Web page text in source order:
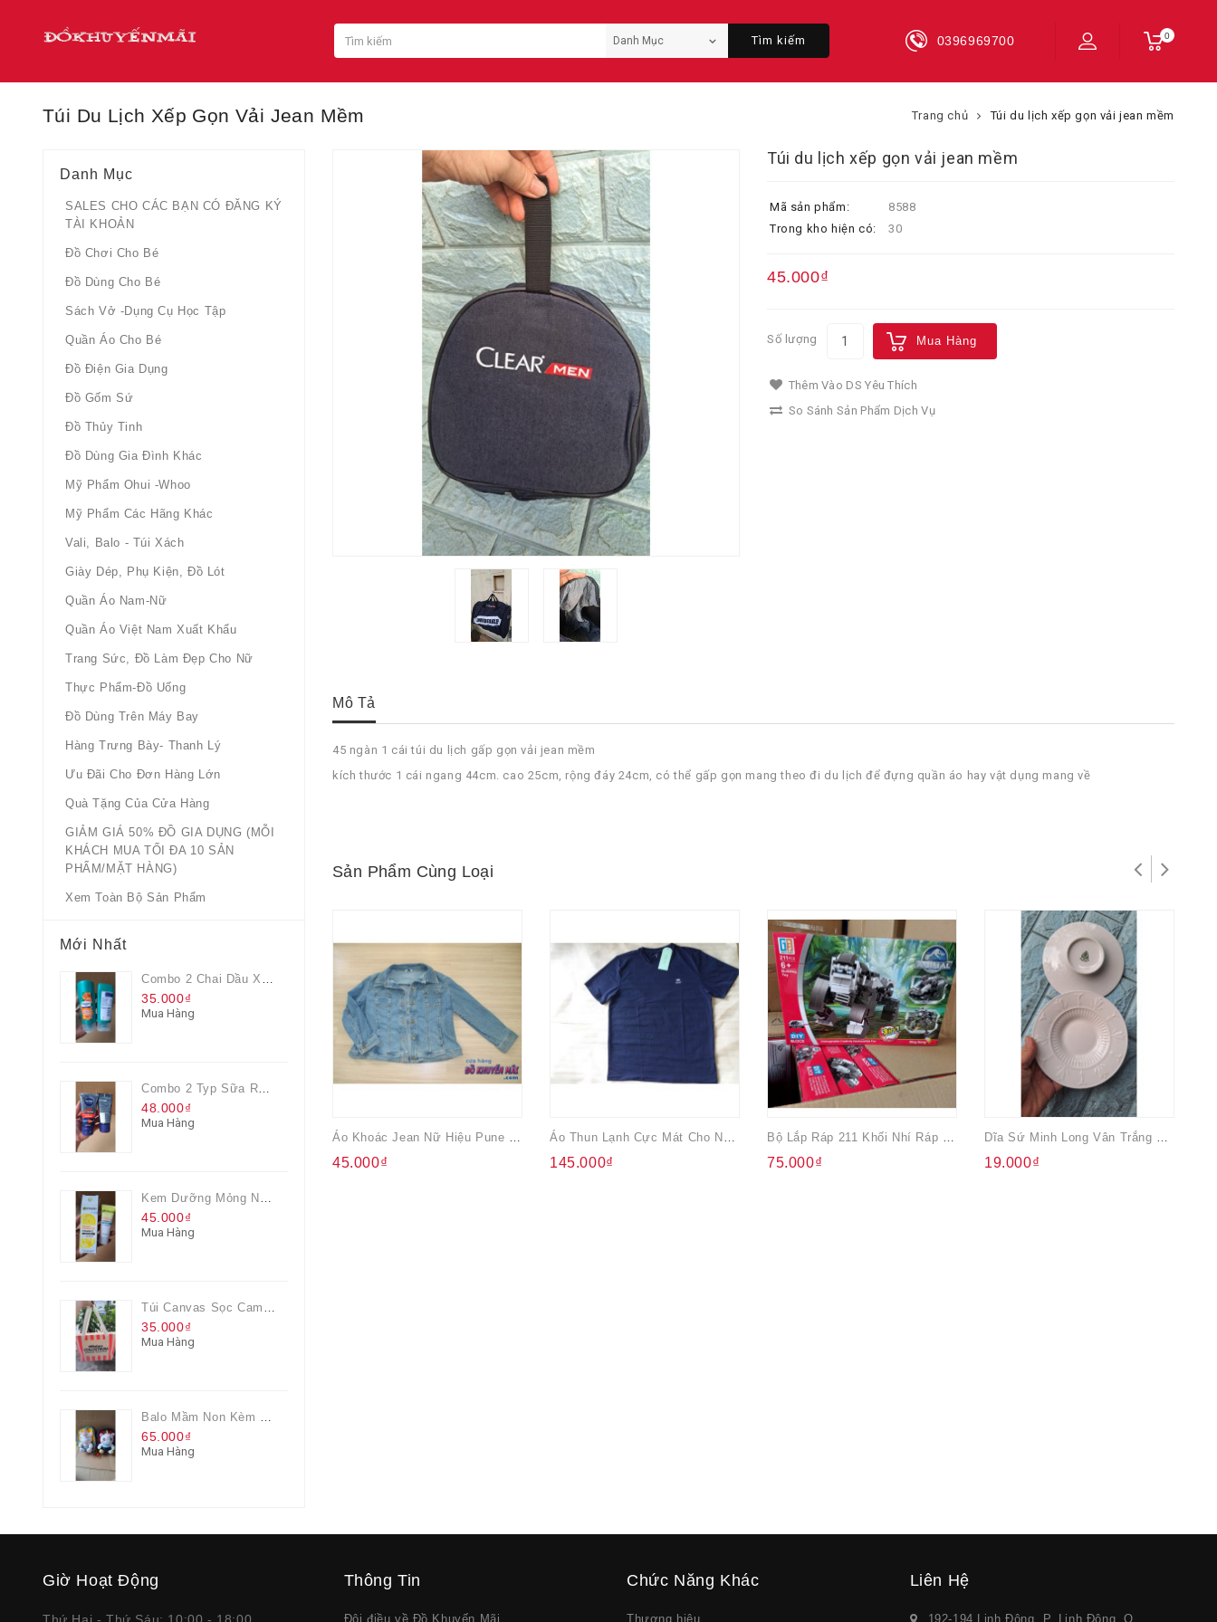
0
0396969700
Tìm kiếm
Túi Du Lịch Xếp Gọn Vải Jean Mềm Trang chủ Túi du lịch xếp gọn vải jean mềm
Danh Mục
SALES CHO CÁC BẠN CÓ ĐĂNG KÝ
TÀI KHOẢN
Đồ Chơi Cho Bé
Đồ Dùng Cho Bé
Sách Vở -dụng Cụ Học Tập
Quần Áo Cho Bé
Đồ Điện Gia Dụng
Đồ Gốm Sứ
Đồ Thủy Tinh
Đồ Dùng Gia Đình Khác
Mỹ Phẩm Ohui -whoo
Mỹ Phẩm Các Hãng Khác
Vali, Balo - Túi Xách
Giày Dép, Phụ Kiện, Đồ Lót
Quần Áo Nam-Nữ
Quần Áo Việt Nam Xuất Khẩu
Trang Sức, Đồ Làm Đẹp Cho Nữ
Thực Phẩm-Đồ Uống
Đồ Dùng Trên Máy Bay
Hàng Trưng Bày- Thanh Lý
Ưu Đãi Cho Đơn Hàng Lớn
Quà Tặng Của Cửa Hàng
GIẢM GIÁ 50% ĐỒ GIA DỤNG (MỖI
KHÁCH MUA TỐI ĐA 10 SẢN
PHẨM/MẶT HÀNG)
Xem Toàn Bộ Sản Phẩm
Mới Nhất
Combo 2 Chai Dầu Xả Rejoice 3IN1 Siêu Mềm Mượt Chai 60ML
35.000₫
Mua Hàng
Combo 2 Typ Sữa Rửa Mặt Nivea Men Giúp Giảm Mụn, Giảm Hư Tổn Da
48.000₫
Mua Hàng
Kem Dưỡng Mỏng Nhẹ Cấp Ẩm & Sáng Da Vitamin C 20ml
45.000₫
Mua Hàng
Túi Canvas Sọc Cam Có Dây Kéo
35.000₫
Mua Hàng
Balo Mầm Non Kèm Thú Bông Cho Bé
65.000₫
Mua Hàng
Túi du lịch xếp gọn vải jean mềm
Mã sản phẩm:
8588
Trong kho hiện có:
30
45.000₫
Số lượng Mua Hàng
Thêm Vào DS Yêu Thích
So Sánh Sản Phẩm Dịch Vụ
Mô Tả
45 ngàn 1 cái túi du lịch gấp gọn vải jean mềm
kích thước 1 cái ngang 44cm. cao 25cm, rộng đáy 24cm, có thể gấp gọn mang theo đi du lịch để đựng quần áo hay vật dụng mang về
Sản Phẩm Cùng Loại
45.000₫ 145.000₫ 75.000₫ 19.000₫
Giờ Hoạt Động Thông Tin
Đôi điều về Đồ Khuyến Mãi
Chức Năng Khác
Thương hiệu
Liên Hệ
192-194 Linh Đông, P. Linh Đông, Q.